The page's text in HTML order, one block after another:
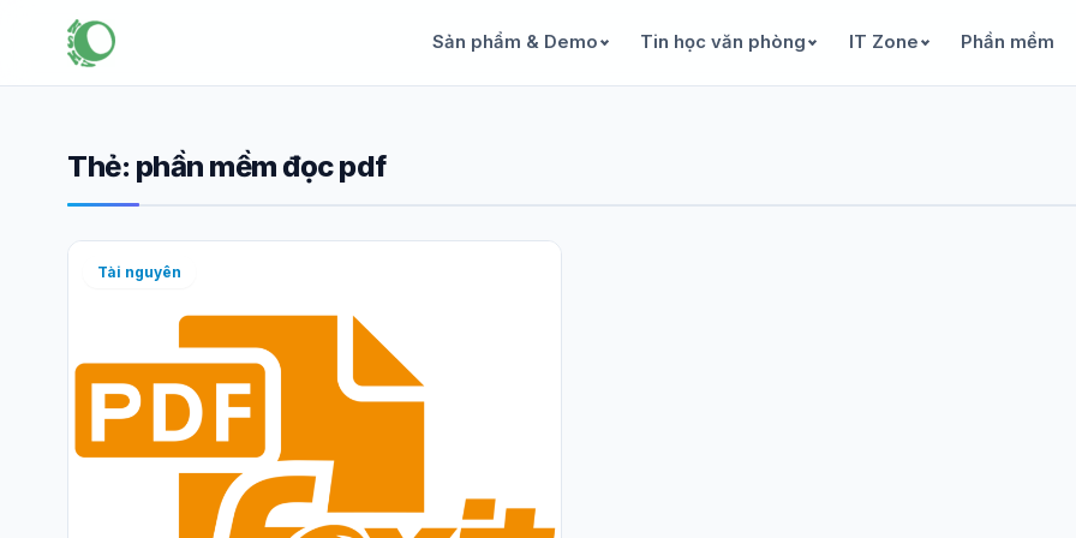
Sản phẩm & Demo Tin học văn phòng IT Zone Phần mềm
Thẻ: phần mềm đọc pdf
Tài nguyên